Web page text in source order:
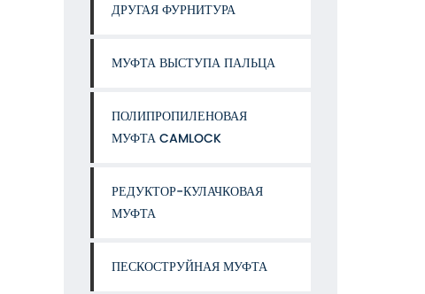
ДРУГАЯ ФУРНИТУРА
МУФТА ВЫСТУПА ПАЛЬЦА
ПОЛИПРОПИЛЕНОВАЯ
МУФТА CAMLOCK
РЕДУКТОР-КУЛАЧКОВАЯ
МУФТА
ПЕСКОСТРУЙНАЯ МУФТА